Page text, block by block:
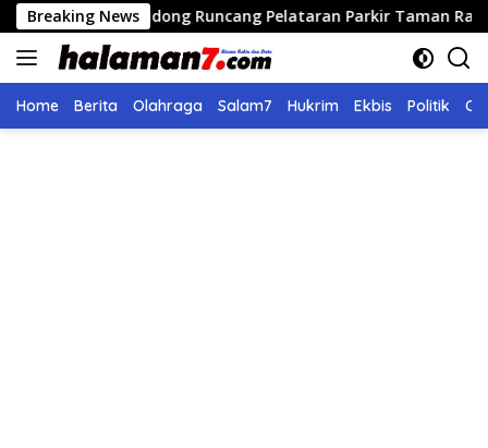
Langsung
ke
konten
Breaking News
Runcang Pelataran Parkir Taman Ratu Safiatuddin
Home Berita Olahraga Salam7 Hukrim Ekbis Politik